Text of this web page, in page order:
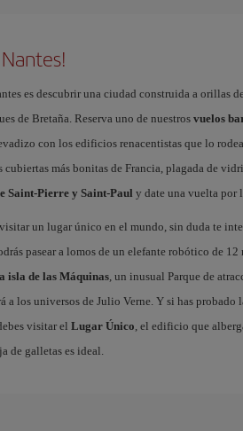
es descubrir una ciudad construida a orillas
de Bretaña. Reserva uno de nuestros vuelos
con los edificios renacentistas que lo
cubiertas más bonitas de Francia, plagada de
Saint-Pierre y Saint-Paul y date una vuelta por
un lugar único en el mundo, sin duda te
pasear a lomos de un elefante robótico de
isla de las Máquinas, un inusual Parque de
a los universos de Julio Verne. Y si has probado
visitar el Lugar Único, el edificio que
de galletas es ideal.